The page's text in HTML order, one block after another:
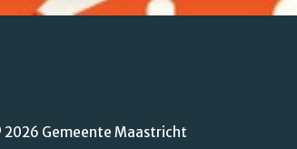
Gemeente Maastricht